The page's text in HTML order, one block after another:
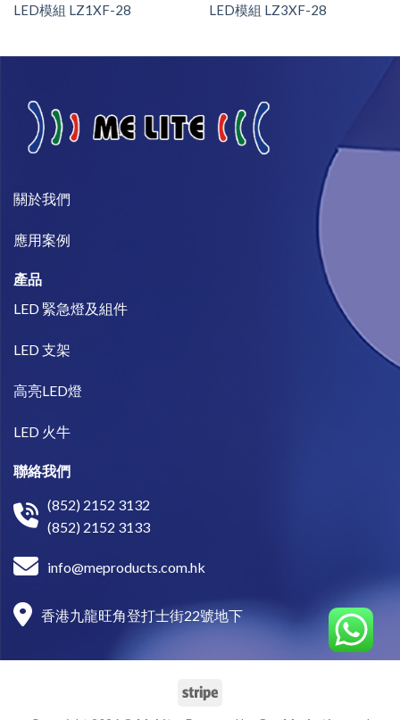
LED模組 LZ1XF-28
LED模組 LZ3XF-28
關於我們​
​應用案例
產品
LED 緊急燈及組件
LED 支架
高亮LED燈
LED 火牛
聯絡我們
(852) 2152 3132
(852) 2152 3133
info@meproducts.com.hk
香港九龍旺角登打士街22號地下